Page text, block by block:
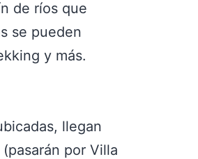
de ríos que
se pueden
y más.
llegan
por Villa